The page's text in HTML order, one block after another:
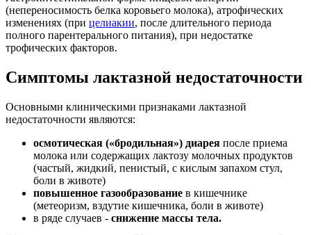
(непереносимость белка коровьего молока), атрофических
изменениях (при целиакии, после длительного периода
полного парентерального питания), при недостатке
трофических факторов.
Симптомы лактазной недостаточности
Основными клиническими признаками лактазной
недостаточности являются:
осмотическая («бродильная») диарея после приема
молока или содержащих лактозу молочных продуктов
(частый, жидкий, пенистый, с кислым запахом стул,
боли в животе)
повышенное газообразование в кишечнике
(метеоризм, вздутие кишечника, боли в животе)
в ряде случаев - снижение массы тела.